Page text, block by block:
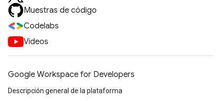
Muestras de código
Codelabs
Videos
Google Workspace for Developers
Descripción general de la plataforma